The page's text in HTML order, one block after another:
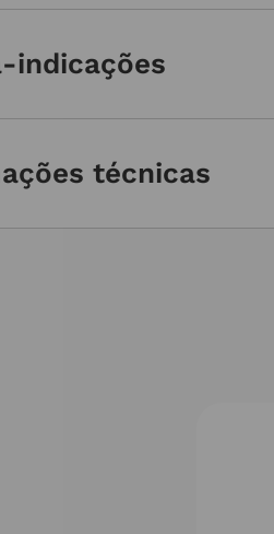
indicações
técnicas